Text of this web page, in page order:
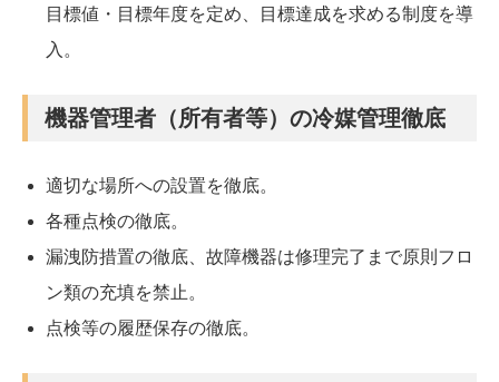
目標値・目標年度を定め、目標達成を求める制度を導
入。
機器管理者（所有者等）の冷媒管理徹底
適切な場所への設置を徹底。
各種点検の徹底。
漏洩防措置の徹底、故障機器は修理完了まで原則フロ
ン類の充填を禁止。
点検等の履歴保存の徹底。